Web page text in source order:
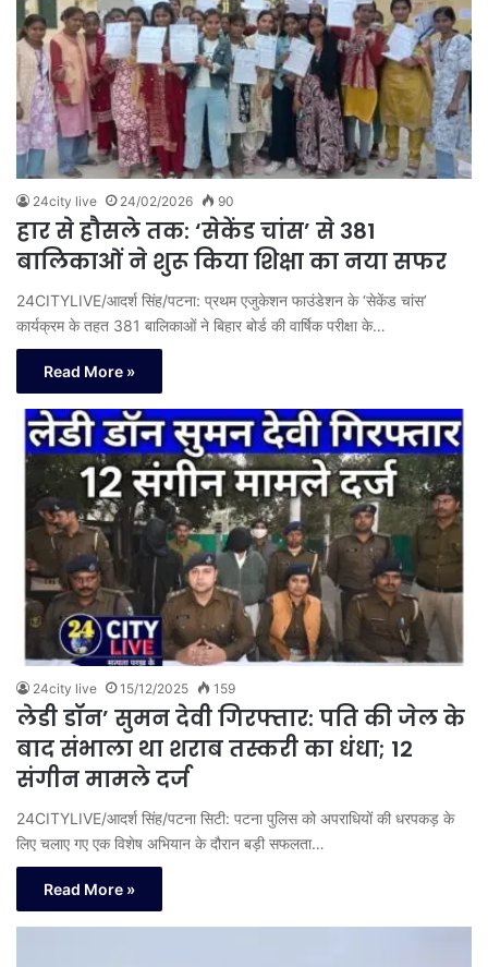
24city live 24/02/2026 90
हार से हौसले तक: ‘सेकेंड चांस’ से 381
बालिकाओं ने शुरू किया शिक्षा का नया सफर
24CITYLIVE/आदर्श सिंह/पटना: प्रथम एजुकेशन फाउंडेशन के ‘सेकेंड चांस’
कार्यक्रम के तहत 381 बालिकाओं ने बिहार बोर्ड की वार्षिक परीक्षा के…
Read More »
24city live 15/12/2025 159
लेडी डॉन’ सुमन देवी गिरफ्तार: पति की जेल के
बाद संभाला था शराब तस्करी का धंधा; 12
संगीन मामले दर्ज
24CITYLIVE/आदर्श सिंह/पटना सिटी: पटना पुलिस को अपराधियों की धरपकड़ के
लिए चलाए गए एक विशेष अभियान के दौरान बड़ी सफलता…
Read More »